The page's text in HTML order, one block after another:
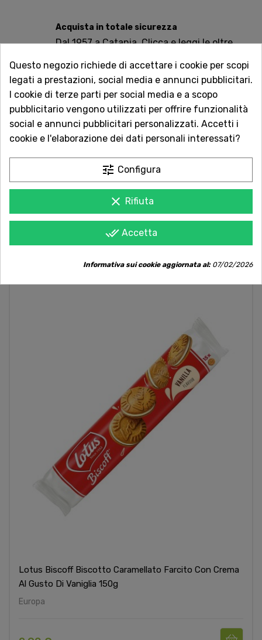
Acquista in totale sicurezza
Dal 1957 a Catania. Clicca e leggi le oltre
Spedizioni rapide
Consegna in tutta Italia in 5 giorni
dall'ordine
Servizio Clienti sempre con te
qualsiasi informazione.
POTREBBE PIACERTI ANCHE
Lotus Biscoff Biscotto Caramellato Farcito Con Crema
Al Gusto Di Vaniglia 150g
Europa
Questo negozio richiede di accettare i cookie per scopi
legati a prestazioni, social media e annunci pubblicitari.
I cookie di terze parti per social media e a scopo
pubblicitario vengono utilizzati per offrire funzionalità
social e annunci pubblicitari personalizzati. Accetti i
cookie e l'elaborazione dei dati personali interessati?
tune Configura
clear Rifiuta
done_all Accetta
Informativa sui cookie aggiornata al:07/02/2026